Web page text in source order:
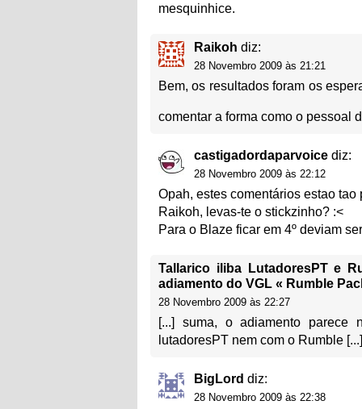
mesquinhice.
Raikoh diz:
28 Novembro 2009 às 21:21
Bem, os resultados foram os
comentar a forma como o pessoal
castigadordaparvoice diz:
28 Novembro 2009 às 22:12
Opah, estes comentários estao tao
Raikoh, levas-te o stickzinho? :<
Para o Blaze ficar em 4º deviam
Tallarico iliba LutadoresPT e
adiamento do VGL « Rumble
28 Novembro 2009 às 22:27
[...] suma, o adiamento
lutadoresPT nem com o Rumble [...]
BigLord diz:
28 Novembro 2009 às 22:38